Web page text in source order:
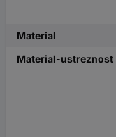
Material
Material-ustreznost